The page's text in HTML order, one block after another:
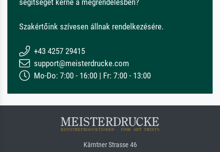
segítséget kérne a megrendelésben?
Szakértőink szívesen állnak rendelkezésére.
+43 4257 29415
support@meisterdrucke.com
Mo-Do: 7:00 - 16:00 | Fr: 7:00 - 13:00
Kärntner Strasse 46